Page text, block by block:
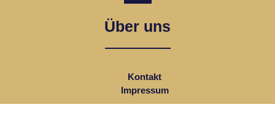
Über uns
Kontakt
Impressum